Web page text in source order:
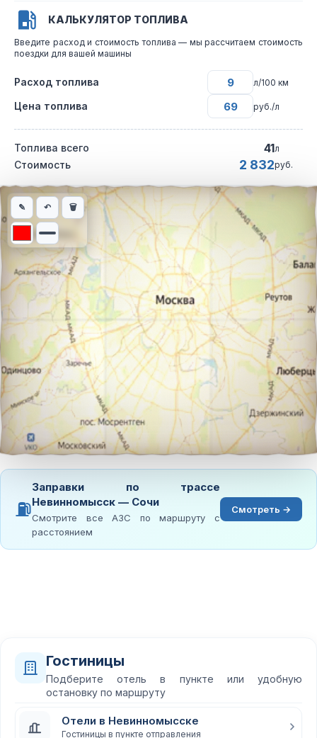
КАЛЬКУЛЯТОР ТОПЛИВА
Введите расход и стоимость топлива — мы рассчитаем стоимость
поездки для вашей машины
Расход топлива л/100 км
Цена топлива руб./л
Топлива всего 41л
Стоимость 2 832руб.
Интерактивная карта автомобильного маршрута из города
✎ ↶ 🗑
⛽
Заправки по трассе
Невинномысск — Сочи
Смотрите все АЗС по маршруту с
расстоянием
Смотреть →
Гостиницы
Подберите отель в пункте или удобную
остановку по маршруту
Отели в Невинномысске
Гостиницы в пункте отправления